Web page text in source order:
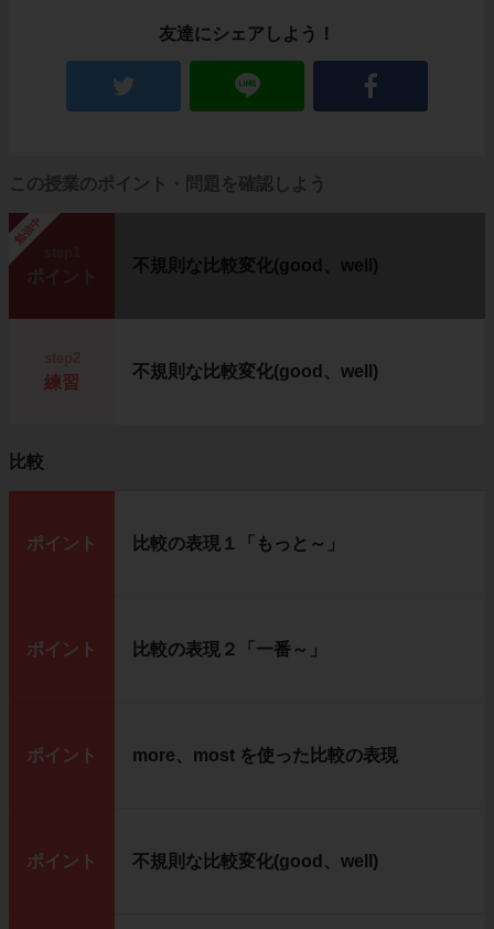
友達にシェアしよう！
この授業のポイント・問題を確認しよう
勉強中
不規則な比較変化(good、well)
練習
不規則な比較変化(good、well)
比較
ポイント 比較の表現１「もっと～」
ポイント 比較の表現２「一番～」
ポイント more、most を使った比較の表現
ポイント 不規則な比較変化(good、well)